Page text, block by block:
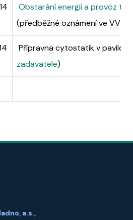
Obstarání energií a provoz
(předběžné oznámení ve VVZ)
Přípravna cytostatik v
zadavatele)
a.s.,